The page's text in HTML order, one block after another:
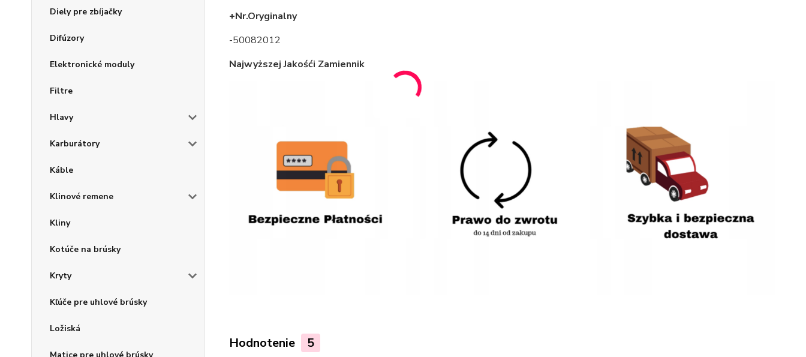
Diely pre zbíjačky
Difúzory
Elektronické moduly
Filtre
Hlavy
Karburátory
Káble
Klinové remene
Kliny
Kotúče na brúsky
Kryty
Kľúče pre uhlové brúsky
Ložiská
+Nr.Oryginalny
-50082012
Najwyższej Jakośći Zamiennik
Hodnotenie 5